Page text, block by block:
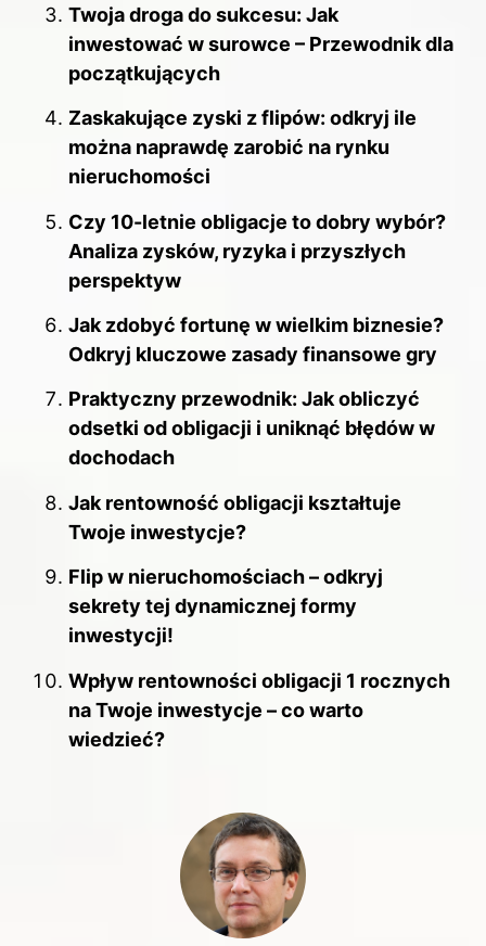
Twoja droga do sukcesu: Jak
inwestować w surowce – Przewodnik dla
początkujących
Zaskakujące zyski z flipów: odkryj ile
można naprawdę zarobić na rynku
nieruchomości
Czy 10-letnie obligacje to dobry wybór?
Analiza zysków, ryzyka i przyszłych
perspektyw
Jak zdobyć fortunę w wielkim biznesie?
Odkryj kluczowe zasady finansowe gry
Praktyczny przewodnik: Jak obliczyć
odsetki od obligacji i uniknąć błędów w
dochodach
Jak rentowność obligacji kształtuje
Twoje inwestycje?
Flip w nieruchomościach – odkryj
sekrety tej dynamicznej formy
inwestycji!
Wpływ rentowności obligacji 1 rocznych
na Twoje inwestycje – co warto
wiedzieć?